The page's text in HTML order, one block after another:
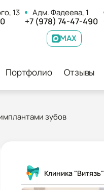
13 Адм. Фадеева, 1
+7 (978) 74-47-490
MAX
Портфолио Отзывы
зубов
Клиника "Витязь"